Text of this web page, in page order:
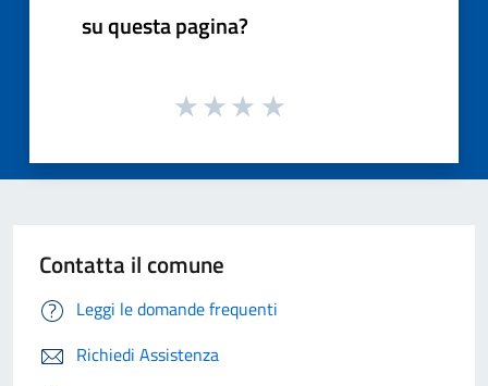
su questa pagina?
Contatta il comune
Leggi le domande frequenti
Richiedi Assistenza